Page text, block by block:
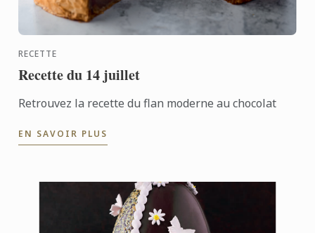
RECETTE
Recette du 14 juillet
Retrouvez la recette du flan moderne au chocolat
EN SAVOIR PLUS